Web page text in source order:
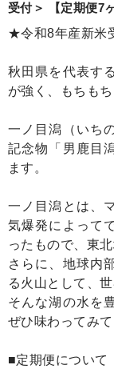
受付＞ 【定期便7
★令和8年産新米
秋田県を代表す
が強く、もちも
一ノ目潟（いち
記念物「男鹿目
ます。
一ノ目潟とは、
気爆発によって
ったもので、東
さらに、地球内
る火山として、
そんな湖の水を
ぜひ味わってみ
■定期便について